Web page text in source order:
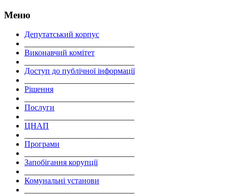
Меню
Депутатський корпус
Виконавчий комітет
Доступ до публічної інформації
Рішення
Послуги
ЦНАП
Програми
Запобігання корупції
Комунальні установи